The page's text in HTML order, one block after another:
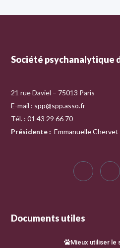
Société psychanalytique
21 rue Daviel – 75013 Paris
E-mail : spp@spp.asso.fr
Tél. : 01 43 29 66 70
Présidente : Emmanuelle Chervet
Documents utiles
Mieux utiliser le